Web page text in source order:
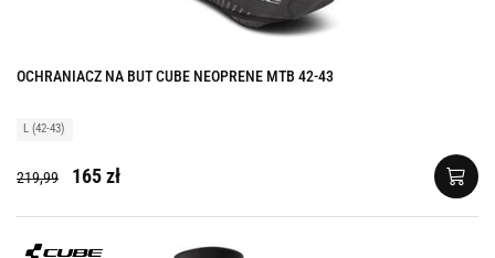
OCHRANIACZ NA BUT CUBE NEOPRENE MTB 42-43
L (42-43)
219,99 165 zł